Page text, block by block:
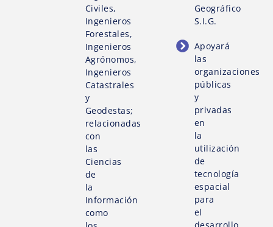
Civiles,
Ingenieros
Forestales,
Ingenieros
Agrónomos,
Ingenieros
Catastrales
y
Geodestas;
relacionadas
con
las
Ciencias
de
la
Información
como
Geográfico
S.I.G.
Apoyará
las
organizaciones
públicas
y
privadas
en
la
utilización
de
tecnología
espacial
para
el